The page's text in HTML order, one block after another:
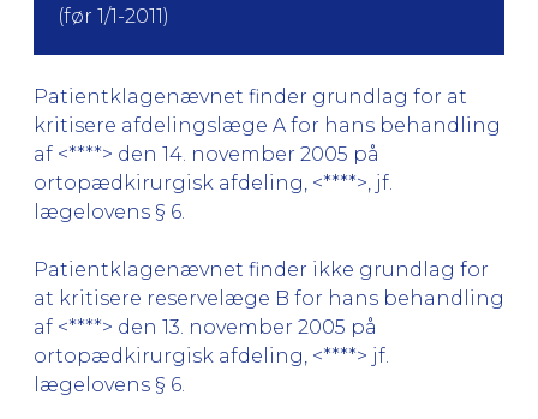
(før 1/1-2011)
Patientklagenævnet finder grundlag for at
kritisere afdelingslæge A for hans behandling
af <****> den 14. november 2005 på
ortopædkirurgisk afdeling, <****>, jf.
lægelovens § 6.
Patientklagenævnet finder ikke grundlag for
at kritisere reservelæge B for hans behandling
af <****> den 13. november 2005 på
ortopædkirurgisk afdeling, <****> jf.
lægelovens § 6.